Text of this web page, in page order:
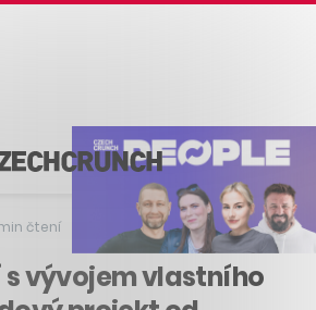
čtení
vývojem vlastního